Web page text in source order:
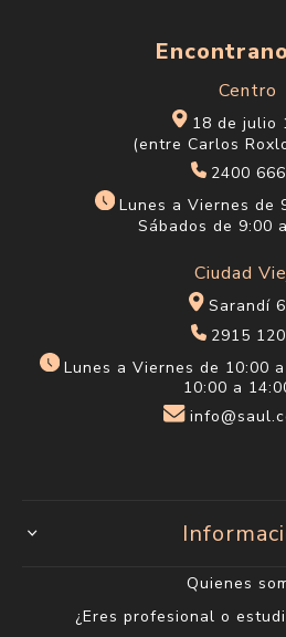
Centro
18 de julio
(entre Carlos
2400
Lunes a Viernes de
Sábados de 9:00
Ciudad
Sarandí
2915
Lunes a Viernes de 10:00
10:00 a
Quienes
¿Eres profesional o